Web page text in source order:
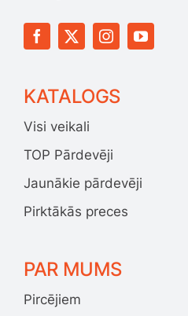
KATALOGS
Visi veikali
TOP Pārdevēji
Jaunākie pārdevēji
Pirktākās preces
PAR MUMS
Pircējiem